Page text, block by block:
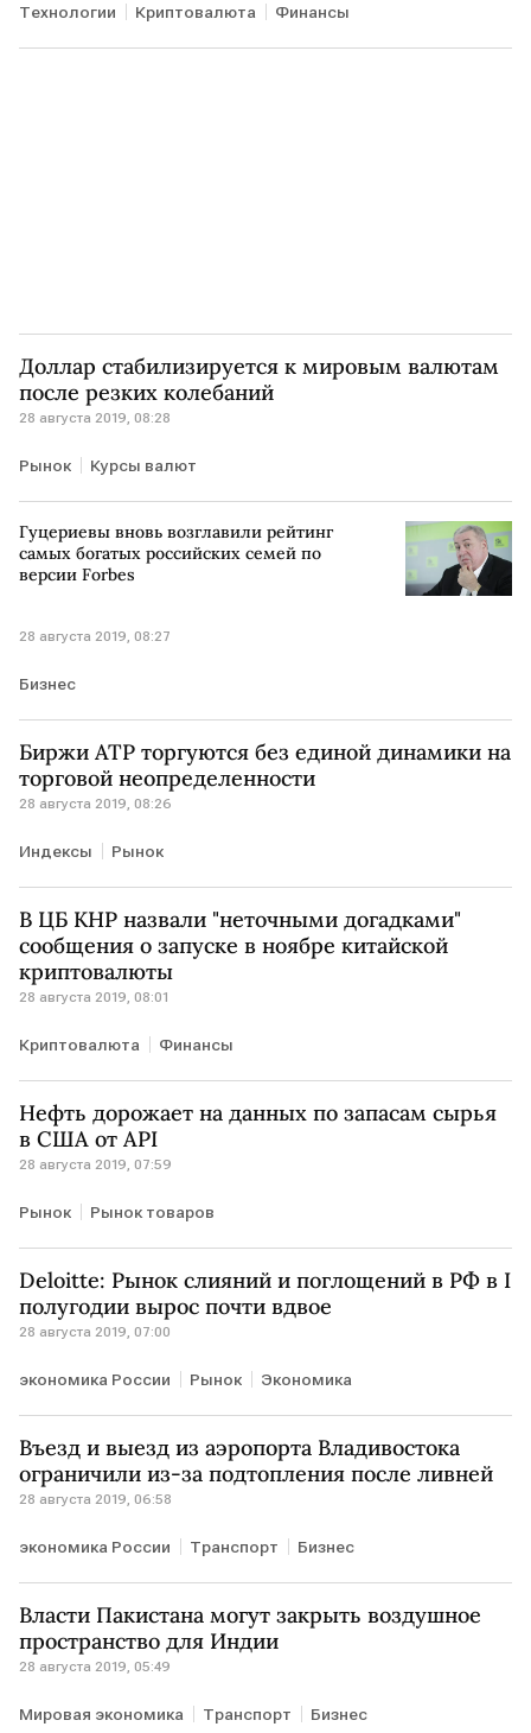
Технологии Криптовалюта Финансы
Доллар стабилизируется к мировым валютам
после резких колебаний
28 августа 2019, 08:28
Рынок Курсы валют
Гуцериевы вновь возглавили рейтинг
самых богатых российских семей по
версии Forbes
28 августа 2019, 08:27
Бизнес
Биржи АТР торгуются без единой динамики на
торговой неопределенности
28 августа 2019, 08:26
Индексы Рынок
В ЦБ КНР назвали "неточными догадками"
сообщения о запуске в ноябре китайской
криптовалюты
28 августа 2019, 08:01
Криптовалюта Финансы
Нефть дорожает на данных по запасам сырья
в США от API
28 августа 2019, 07:59
Рынок Рынок товаров
Deloitte: Рынок слияний и поглощений в РФ в I
полугодии вырос почти вдвое
28 августа 2019, 07:00
экономика России Рынок Экономика
Въезд и выезд из аэропорта Владивостока
ограничили из-за подтопления после ливней
28 августа 2019, 06:58
экономика России Транспорт Бизнес
Власти Пакистана могут закрыть воздушное
пространство для Индии
28 августа 2019, 05:49
Мировая экономика Транспорт Бизнес